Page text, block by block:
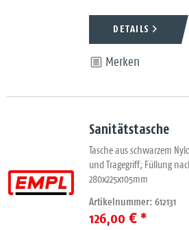
DETAILS
Merken
Sanitätstasche
Tasche aus schwarzem
und Tragegriff; Füllung
280x225x105mm
Artikelnummer: 612131
126,00 € *